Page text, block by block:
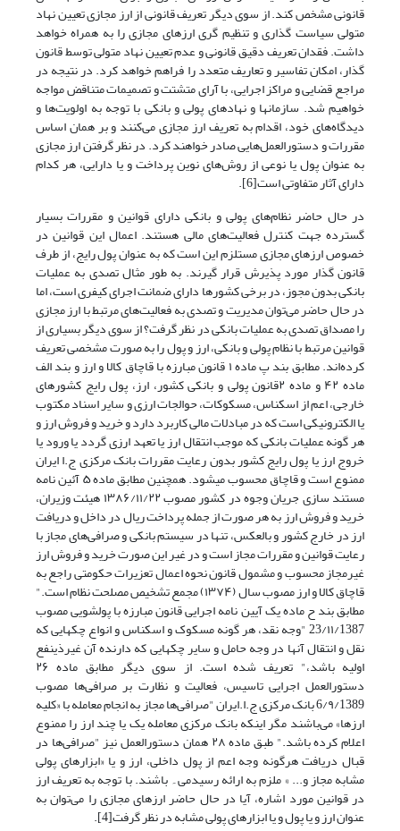
قانونی مشخص کند. از سوی دیگر تعریف قانونی از ارز مجازی تعیین نهاد
متولی سیاست گذاری و تنظیم گری ارزهای مجازی را به همراه خواهد
داشت. فقدان تعریف دقیق قانونی و عدم تعیین نهاد متولی توسط قانون
گذار، امکان تفاسیر و تعاریف متعدد را فراهم خواهد کرد. در نتیجه در
مراجع قضایی و مراکز اجرایی، با آرای متشتت و تصمیمات متناقض مواجه
خواهیم شد. سازمانها و نهادهای پولی و بانکی با توجه به اولویت‌ها و
دیدگاه‌های خود، اقدام به تعریف ارز مجازی‌ می‌کنند و بر همان اساس
مقررات و دستورالعمل‌هایی صادر خواهند کرد. در نظر گرفتن ارز مجازی
به عنوان پول یا نوعی از روش‌های نوین پرداخت و یا دارایی، هر کدام
دارای آثار متفاوتی است[6].
در حال حاضر نظام‌های پولی و بانکی دارای قوانین و مقررات بسیار
گسترده جهت کنترل فعالیت‌های مالی هستند. اعمال این قوانین در
خصوص ارزهای مجازی مستلزم این است که به عنوان پول رایج، از طرف
قانون گذار مورد پذیرش قرار گیرند. به طور مثال تصدی به عملیات
بانکی بدون مجوز، در برخی کشورها دارای ضمانت اجرای کیفری است، اما
در حال حاضر‌ می‌توان مدیریت و تصدی به فعالیت‌های مرتبط با ارز مجازی
را مصداق تصدی به عملیات بانکی در نظر گرفت؟ از سوی دیگر بسیاری از
قوانین مرتبط با نظام پولی و بانکی، ارز و پول را به صورت مشخصی تعریف
کرده‌‌‌‌‌اند. مطابق بند پ ماده ۱ قانون مبارزه با قاچاق کالا و ارز و بند الف
ماده ۴۲ و ماده ۲قانون پولی و بانکی کشور، ارز، پول رایج کشورهای
خارجی، اعم از اسکناس، مسکوکات، حوالجات ارزی و سایر اسناد مکتوب
یا الکترونیکی است که در مبادلات مالی کاربرد دارد و خرید و فروش ارز و
هر گونه عملیات بانکی که موجب انتقال ارز یا تعهد ارزی گردد یا ورود یا
خروج ارز یا پول رایج کشور بدون رعایت مقررات بانک مرکزی ج.ا ایران
ممنوع است و قاچاق محسوب می­شود. همچنین مطابق ماده ۵ آئین نامه
مستند سازی جریان وجوه در کشور مصوب ۱۳۸۶/۱۱/۲۲ هیئت وزیران،
خرید و فروش ارز به هر صورت از جمله پرداخت ریال در داخل و دریافت
ارز در خارج کشور و بالعکس، تنها در سیستم بانکی و صرافی‌های مجاز با
رعایت قوانین و مقررات مجاز است و در غیر این صورت خرید و فروش ارز
غیرمجاز محسوب و مشمول قانون نحوه اعمال تعزیرات حکومتی راجع به
قاچاق کالا و ارز مصوب سال (۱۳۷۴) مجمع تشخیص مصلحت نظام است."
مطابق بند ح ماده یک آیین نامه اجرایی قانون مبارزه با پولشویی مصوب
23/۱۱/1387 "وجه نقد، هر گونه مسکوک و اسکناس و انواع چکهایی که
نقل و انتقال آنها در وجه حامل و سایر چکهایی که دارنده آن غیرذینفع
اولیه باشد،" تعریف شده است. از سوی دیگر مطابق ماده ۲۶
دستورالعمل اجرایی تاسیس، فعالیت و نظارت بر صرافی‌ها مصوب
6/۹/1389 بانک مرکزی ج.ا.ایران "صرافی‌ها مجاز به انجام معامله با «کلیه
ارزها»‌ می‌باشند مگر اینکه بانک مرکزی معامله یک یا چند ارز را ممنوع
اعلام کرده باشد." طبق ماده ۲۸ همان دستورالعمل نیز "صرافی‌ها در
قبال دریافت هرگونه وجه اعم از پول داخلی، ارز و یا «ابزارهای پولی
مشابه مجاز و... » ملزم به ارائه رسیدمی۔ باشند. با توجه به تعریف ارز
در قوانین مورد اشاره، آیا در حال حاضر ارزهای مجازی را‌ می‌توان به
عنوان ارز و یا پول و یا ابزارهای پولی مشابه در نظر گرفت[4].